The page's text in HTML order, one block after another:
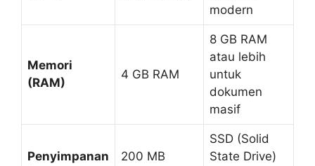
modern
Memori
(RAM)
4 GB RAM
8 GB RAM
atau lebih
untuk
dokumen
masif
Penyimpanan
200 MB
SSD (Solid
State Drive)